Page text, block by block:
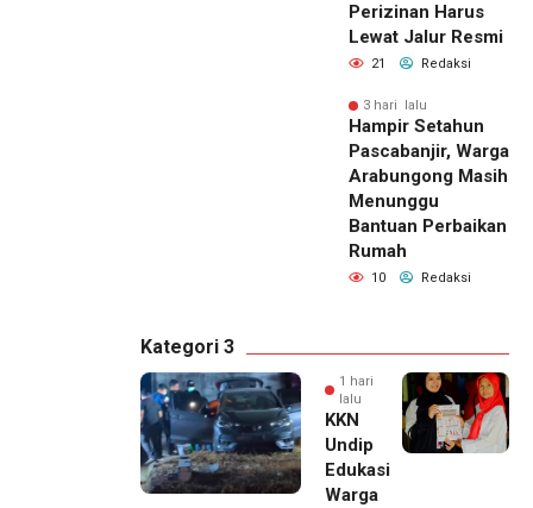
Perizinan Harus
Lewat Jalur Resmi
21 Redaksi
3 hari lalu
Hampir Setahun
Pascabanjir, Warga
Arabungong Masih
Menunggu
Bantuan Perbaikan
Rumah
10 Redaksi
Kategori 3
1 hari
lalu
KKN
Undip
Edukasi
Warga